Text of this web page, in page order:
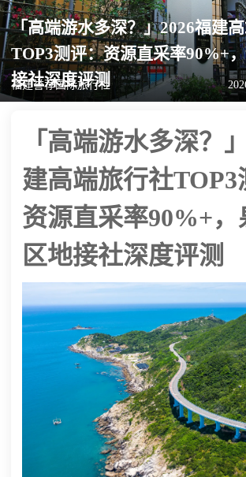
「高端游水多深？」2026福建
TOP3测评：资源直采率90%+
接社深度评测
福建誉荐国际旅行社
「高端游水多深？
建高端旅行社TOP3
资源直采率90%+，
区地接社深度评测